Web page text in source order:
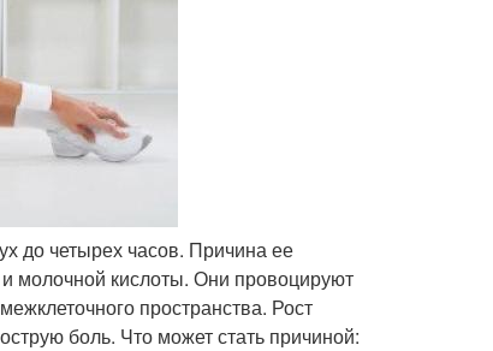
до четырех часов. Причина ее
молочной кислоты. Они провоцируют
пространства. Рост
боль. Что может стать причиной: